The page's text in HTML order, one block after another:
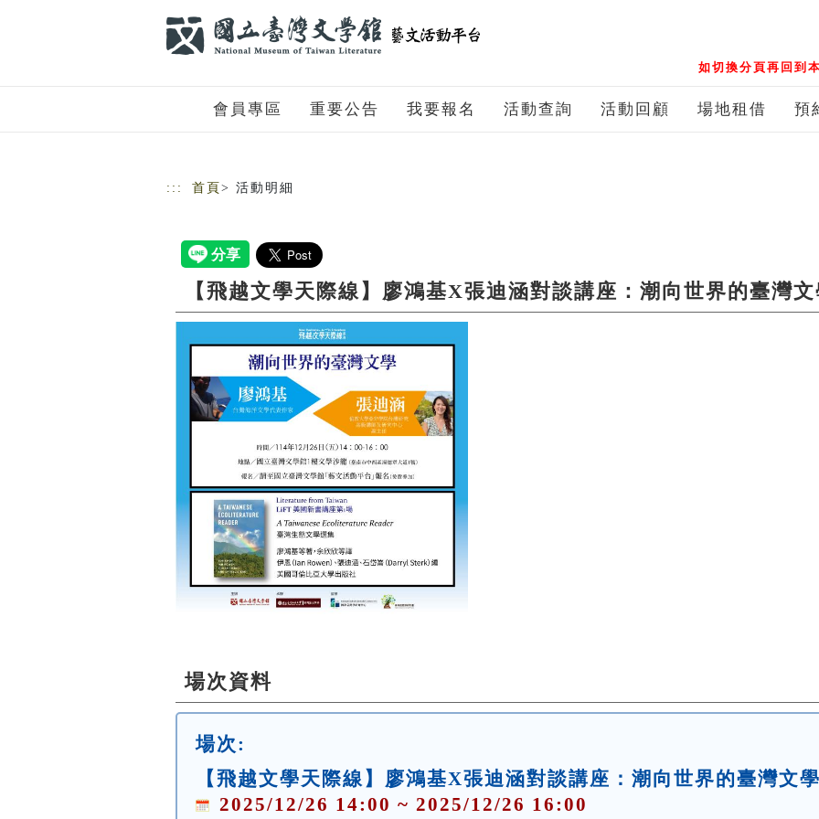
如切換分頁再回到
會員專區 重要公告 我要報名 活動查詢 活動回顧 場地租借 預
::: 首頁 > 活動明細
【飛越文學天際線】廖鴻基X張迪涵對談講座：潮向世界的臺灣
場次資料
場次:
【飛越文學天際線】廖鴻基X張迪涵對談講座：潮向世界的臺灣文
2025/12/26 14:00 ~ 2025/12/26 16:00